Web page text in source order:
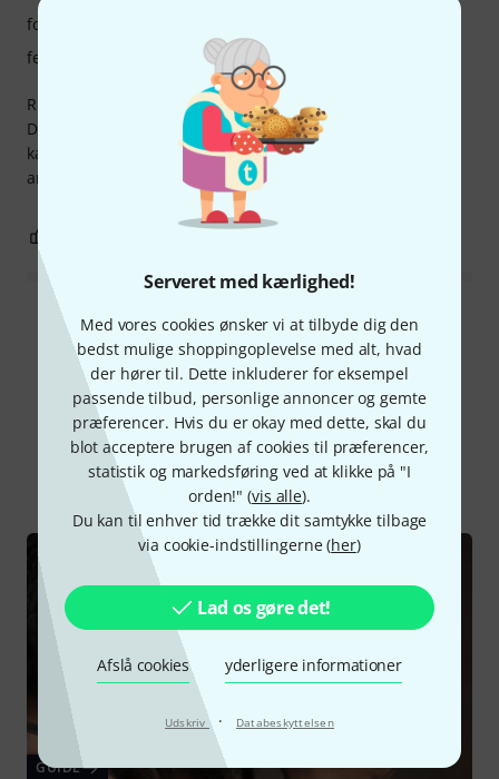
Serveret med kærlighed!
Med vores cookies ønsker vi at tilbyde dig den
bedst mulige shoppingoplevelse med alt, hvad
der hører til. Dette inkluderer for eksempel
passende tilbud, personlige annoncer og gemte
præferencer. Hvis du er okay med dette, skal du
blot acceptere brugen af cookies til præferencer,
statistik og markedsføring ved at klikke på "I
orden!" (vis alle).
Du kan til enhver tid trække dit samtykke tilbage
via cookie-indstillingerne (her)
Lad os gøre det!
Afslå cookies yderligere informationer
Udskriv · Databeskyttelsen
Rigtig god, solidt lavet. Klar, høj lyd. Nemt, behageligt svar.
Den asiatiske tremolo tuning er særlig interessant; Så du
kan spille næsten alle populære melodier meget godt. Kan
anbefale med god samvittighed.
forarbejdning
features
Læs alle anmeldelser
Vidste du?
Alle Guide
GUIDE